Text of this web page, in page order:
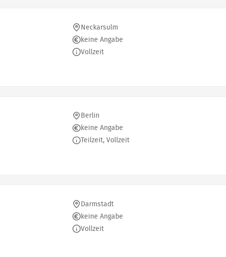
Neckarsulm
keine Angabe
Vollzeit
Berlin
keine Angabe
Teilzeit, Vollzeit
Darmstadt
keine Angabe
Vollzeit